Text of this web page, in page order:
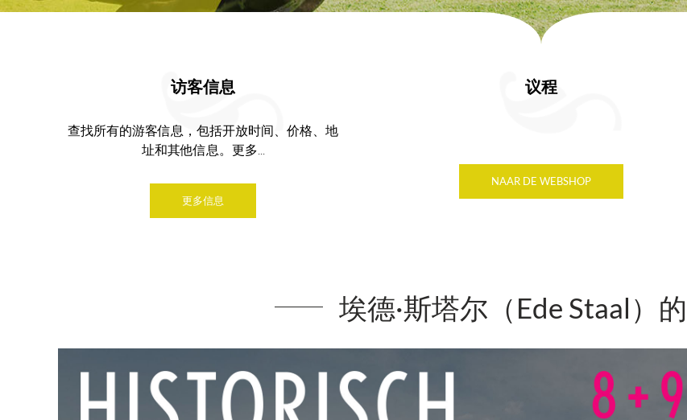
访客信息
查找所有的游客信息，包括开放时间、价格、地
址和其他信息。更多...
更多信息
议程
NAAR DE WEBSHOP
埃德·斯塔尔（Ede Staal）